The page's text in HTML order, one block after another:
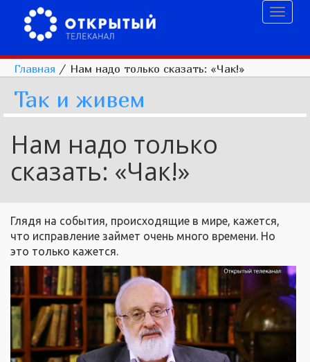
Главная / Нам надо только сказать: «Чак!»
Так и живем
Нам надо только
сказать: «Чак!»
Глядя на события, происходящие в мире, кажется,
что исправление займет очень много времени. Но
это только кажется.